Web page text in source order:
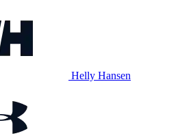
Helly Hansen